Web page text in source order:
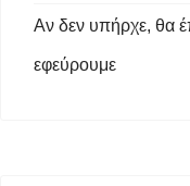
Αν δεν υπήρχε, θα
εφεύρουμε